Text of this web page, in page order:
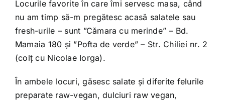
Locurile favorite în care îmi servesc masa, când
nu am timp să-m pregătesc acasă salatele sau
fresh-urile – sunt ”Cămara cu merinde” – Bd.
Mamaia 180 și ”Pofta de verde” – Str. Chiliei nr. 2
(colț cu Nicolae Iorga).
În ambele locuri, găsesc salate și diferite felurile
preparate raw-vegan, dulciuri raw vegan,